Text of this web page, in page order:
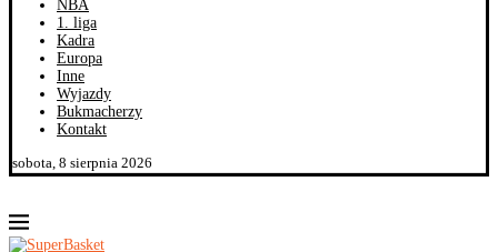
NBA
1. liga
Kadra
Europa
Inne
Wyjazdy
Bukmacherzy
Kontakt
sobota, 8 sierpnia 2026